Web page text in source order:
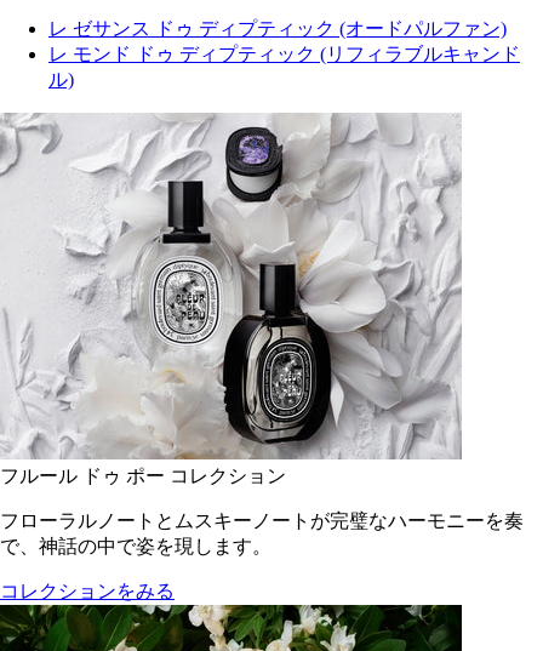
レ ゼサンス ドゥ ディプティック (オードパルファン)
レ モンド ドゥ ディプティック (リフィラブルキャンド
ル)
フルール ドゥ ポー コレクション
フローラルノートとムスキーノートが完璧なハーモニーを奏
で、神話の中で姿を現します。
コレクションをみる